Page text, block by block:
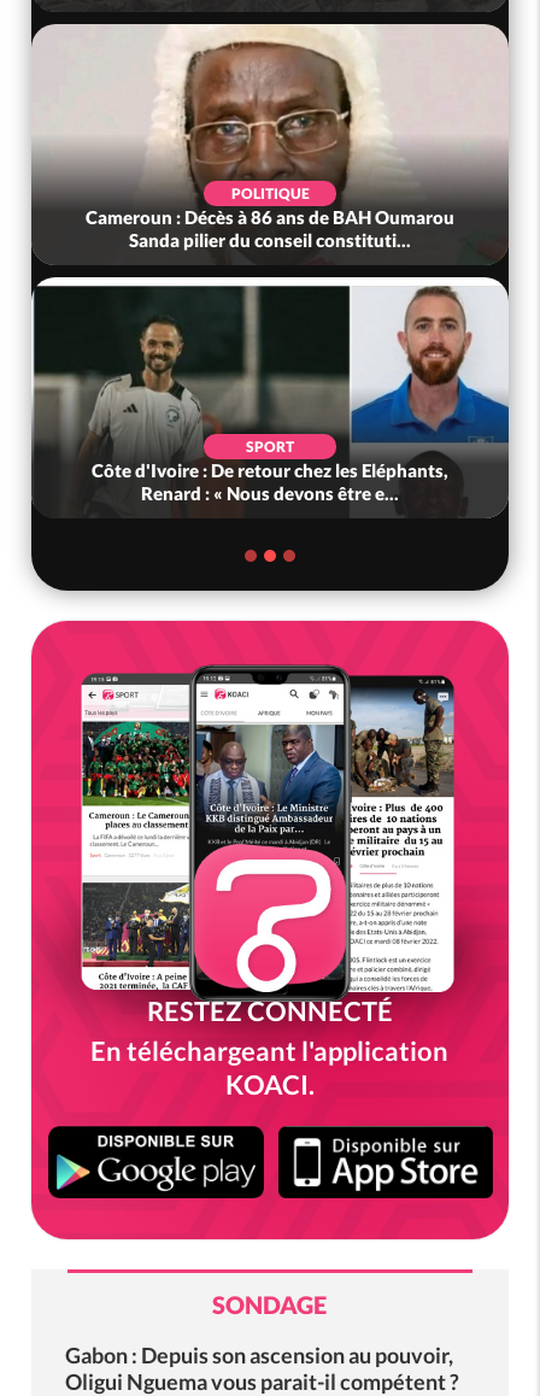
POLITIQUE
Cameroun : Décès à 86 ans de BAH Oumarou
Sanda pilier du conseil constituti...
SPORT
Côte d'Ivoire : De retour chez les Eléphants,
Renard : « Nous devons être e...
RESTEZ CONNECTÉ
En téléchargeant l'application
KOACI.
SONDAGE
Gabon : Depuis son ascension au pouvoir,
Oligui Nguema vous parait-il compétent ?